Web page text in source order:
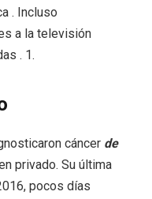
. Incluso
a la televisión
. 1.
cáncer de
privado. Su última
pocos días